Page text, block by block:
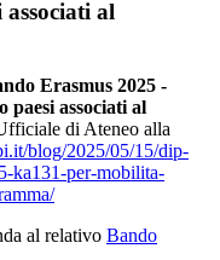
associati al
Erasmus 2025 -
paesi associati al
di Ateneo alla
blog/2025/05/15/dip-
ka131-per-mobilita-
al relativo Bando